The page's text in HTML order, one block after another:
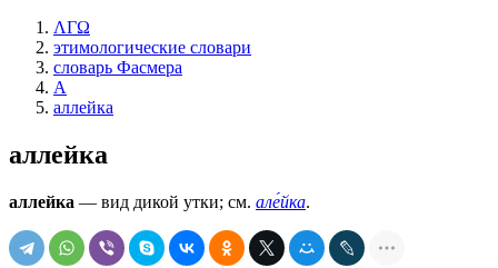
ΛΓΩ
этимологические словари
словарь Фасмера
А
аллейка
аллейка
аллейка — вид дикой утки; см. але́йка.